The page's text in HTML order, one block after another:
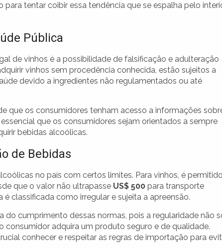
tentar coibir essa tendência que se espalha pelo
Pública
de vinhos é a possibilidade de falsificação e adulteração
vinhos sem procedência conhecida, estão sujeitos a
devido a ingredientes não regulamentados ou até
que os consumidores tenham acesso a informações
que os consumidores sejam orientados a sempre
bebidas alcoólicas.
de Bebidas
no país com certos limites. Para vinhos, é permitido
que o valor não ultrapasse US$ 500 para transporte
classificada como irregular e sujeita a apreensão.
cumprimento dessas normas, pois a regularidade não
adquira um produto seguro e de qualidade.
conhecer e respeitar as regras de importação para